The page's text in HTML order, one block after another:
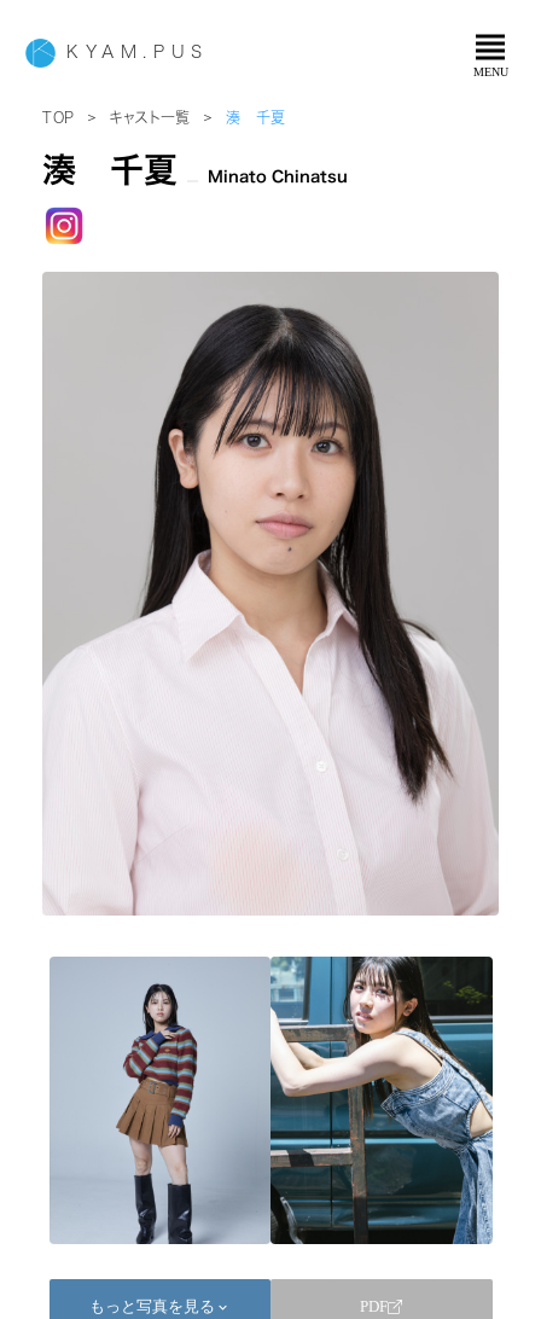
KYAM.PUS view_headline
MENU
TOP ＞ キャスト一覧 ＞ 湊 千夏
湊 千夏 Minato Chinatsu
もっと写真を見る keyboard_arrow_down PDF